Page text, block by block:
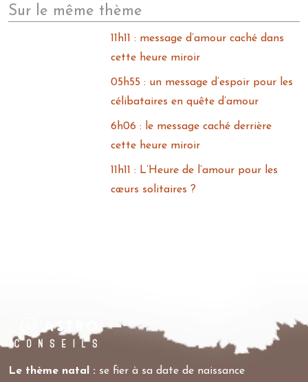
Sur le même thème
11h11 : message d’amour caché dans
cette heure miroir
05h55 : un message d’espoir pour les
célibataires en quête d’amour
6h06 : le message caché derrière
cette heure miroir
11h11 : L’Heure de l’amour pour les
cœurs solitaires ?
Le thème natal : se fier à sa date de naissance